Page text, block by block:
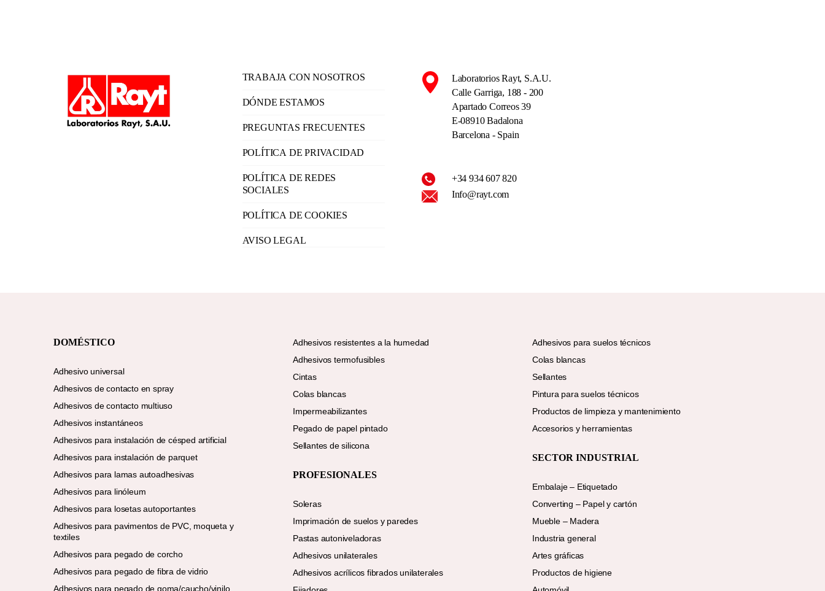
TRABAJA CON NOSOTROS
DÓNDE ESTAMOS
PREGUNTAS FRECUENTES
POLÍTICA DE PRIVACIDAD
POLÍTICA DE REDES
SOCIALES
POLÍTICA DE COOKIES
AVISO LEGAL
Laboratorios Rayt, S.A.U.
Calle Garriga, 188 - 200
Apartado Correos 39
E-08910 Badalona
Barcelona - Spain
+34 934 607 820
Info@rayt.com
DOMÉSTICO
Adhesivo universal
Adhesivos de contacto en spray
Adhesivos de contacto multiuso
Adhesivos instantáneos
Adhesivos para instalación de césped artificial
Adhesivos para instalación de parquet
Adhesivos para lamas autoadhesivas
Adhesivos para linóleum
Adhesivos para losetas autoportantes
Adhesivos para pavimentos de PVC, moqueta y
textiles
Adhesivos para pegado de corcho
Adhesivos para pegado de fibra de vidrio
Adhesivos para pegado de goma/caucho/vinilo
Adhesivos resistentes a la humedad
Adhesivos termofusibles
Cintas
Colas blancas
Impermeabilizantes
Pegado de papel pintado
Sellantes de silicona
PROFESIONALES
Soleras
Imprimación de suelos y paredes
Pastas autoniveladoras
Adhesivos unilaterales
Adhesivos acrílicos fibrados unilaterales
Adhesivos para suelos técnicos
Colas blancas
Sellantes
Pintura para suelos técnicos
Productos de limpieza y mantenimiento
Accesorios y herramientas
SECTOR INDUSTRIAL
Embalaje – Etiquetado
Converting – Papel y cartón
Mueble – Madera
Industria general
Artes gráficas
Productos de higiene